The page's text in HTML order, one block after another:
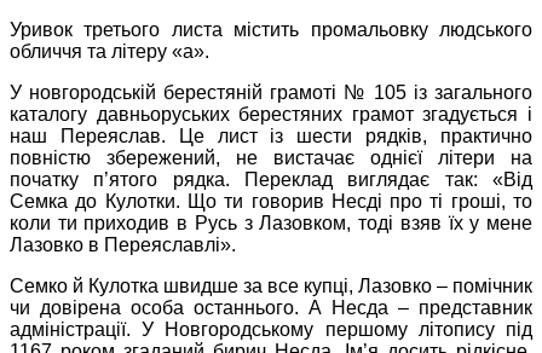
Уривок третього листа містить промальовку людського
обличчя та літеру «а».
У новгородській берестяній грамоті № 105 із загального
каталогу давньоруських берестяних грамот згадується і
наш Переяслав. Це лист із шести рядків, практично
повністю збережений, не вистачає однієї літери на
початку п’ятого рядка. Переклад виглядає так: «Від
Семка до Кулотки. Що ти говорив Несді про ті гроші, то
коли ти приходив в Русь з Лазовком, тоді взяв їх у мене
Лазовко в Переяславлі».
Семко й Кулотка швидше за все купці, Лазовко – помічник
чи довірена особа останнього. А Несда – представник
адміністрації. У Новгородському першому літопису під